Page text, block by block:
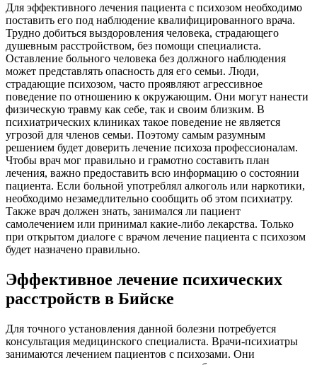
Для эффективного лечения пациента с психозом необходимо
поставить его под наблюдение квалифицированного врача.
Трудно добиться выздоровления человека, страдающего
душевным расстройством, без помощи специалиста.
Оставление больного человека без должного наблюдения
может представлять опасность для его семьи. Люди,
страдающие психозом, часто проявляют агрессивное
поведение по отношению к окружающим. Они могут нанести
физическую травму как себе, так и своим близким. В
психиатрических клиниках такое поведение не является
угрозой для членов семьи. Поэтому самым разумным
решением будет доверить лечение психоза профессионалам.
Чтобы врач мог правильно и грамотно составить план
лечения, важно предоставить всю информацию о состоянии
пациента. Если больной употреблял алкоголь или наркотики,
необходимо незамедлительно сообщить об этом психиатру.
Также врач должен знать, занимался ли пациент
самолечением или принимал какие-либо лекарства. Только
при открытом диалоге с врачом лечение пациента с психозом
будет назначено правильно.
Эффективное лечение психических
расстройств в Бийске
Для точного установления данной болезни потребуется
консультация медицинского специалиста. Врачи-психиатры
занимаются лечением пациентов с психозами. Они